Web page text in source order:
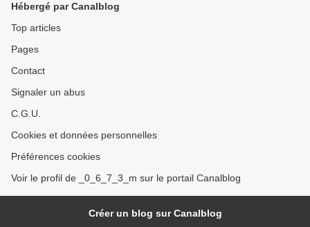
Hébergé par Canalblog
Top articles
Pages
Contact
Signaler un abus
C.G.U.
Cookies et données personnelles
Préférences cookies
Voir le profil de _0_6_7_3_m sur le portail Canalblog
Créer un blog sur Canalblog